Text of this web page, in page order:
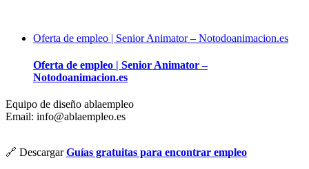
Oferta de empleo | Senior Animator – Notodoanimacion.es
Oferta de empleo | Senior Animator –
Notodoanimacion.es
Equipo de diseño ablaempleo
Email: info@ablaempleo.es
🔗 DescargarGuías gratuitas para encontrar empleo